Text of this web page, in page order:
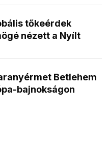
tőkeérdek
nézett a Nyílt
Betlehem
bajnokságon